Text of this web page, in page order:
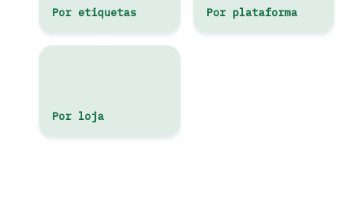
Por etiquetas Por plataforma
Por loja